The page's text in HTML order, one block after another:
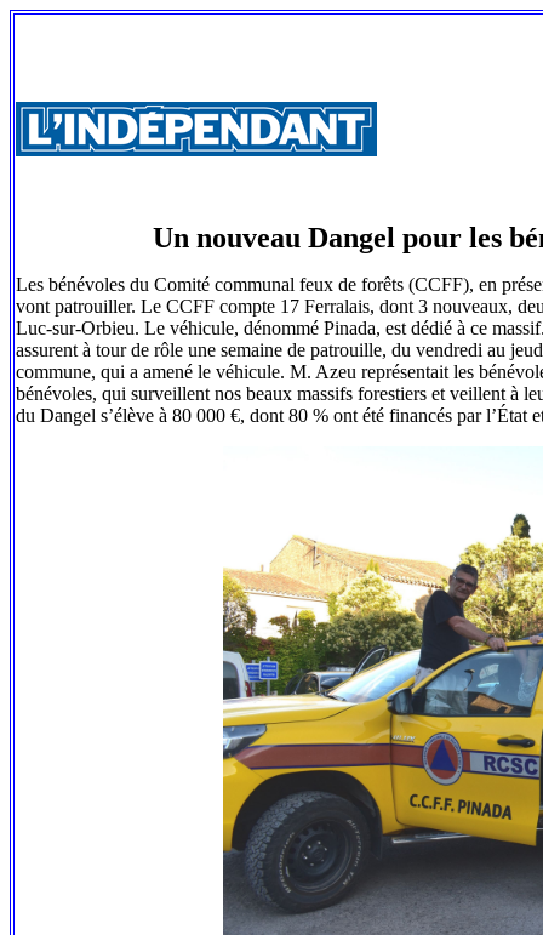
Un nouveau Dangel pour les
Les bénévoles du Comité communal feux de forêts (CCFF), en
vont patrouiller. Le CCFF compte 17 Ferralais, dont 3 nouveaux,
Luc-sur-Orbieu. Le véhicule, dénommé Pinada, est dédié à ce
assurent à tour de rôle une semaine de patrouille, du vendredi au
commune, qui a amené le véhicule. M. Azeu représentait les
bénévoles, qui surveillent nos beaux massifs forestiers et veillent à
du Dangel s’élève à 80 000 €, dont 80 % ont été financés par l’État